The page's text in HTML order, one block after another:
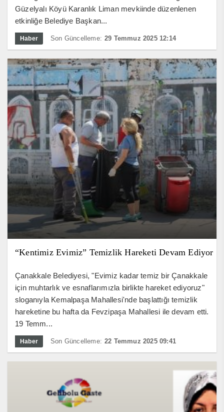
Güzelyalı Köyü Karanlık Liman mevkiinde düzenlenen
etkinliğe Belediye Başkan...
Haber Son Güncelleme: 29 Temmuz 2025 12:14
“Kentimiz Evimiz” Temizlik Hareketi Devam Ediyor
Çanakkale Belediyesi, "Evimiz kadar temiz bir Çanakkale
için muhtarlık ve esnaflarımızla birlikte hareket ediyoruz"
sloganıyla Kemalpaşa Mahallesi'nde başlattığı temizlik
hareketine bu hafta da Fevzipaşa Mahallesi ile devam etti.
19 Temm...
Haber Son Güncelleme: 22 Temmuz 2025 09:41